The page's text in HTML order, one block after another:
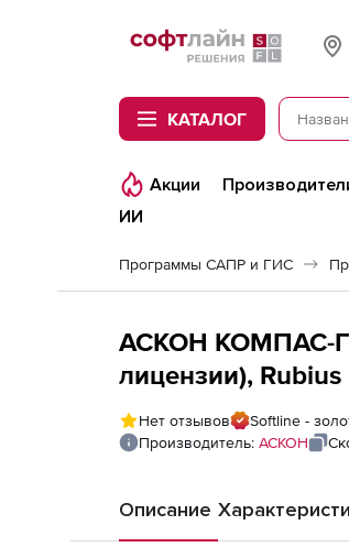
Softline
КАТАЛОГ
Акции
ИИ
Программы САПР и ГИС
АСКОН КОМПАС-
лицензии),
Нет отзывов
Softline -
Производитель: АСКОН
Описание